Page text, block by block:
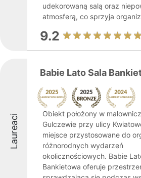
udekorowaną salą oraz
atmosferą, co sprzyja
9.2
Laureaci
Babie Lato Sala
Obiekt położony w
Gulczewie przy ulicy
miejsce przystosowane do
różnorodnych wydarzeń
okolicznościowych. Babie
Bankietowa oferuje